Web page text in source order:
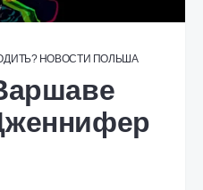
НОВОСТИ ПОЛЬША